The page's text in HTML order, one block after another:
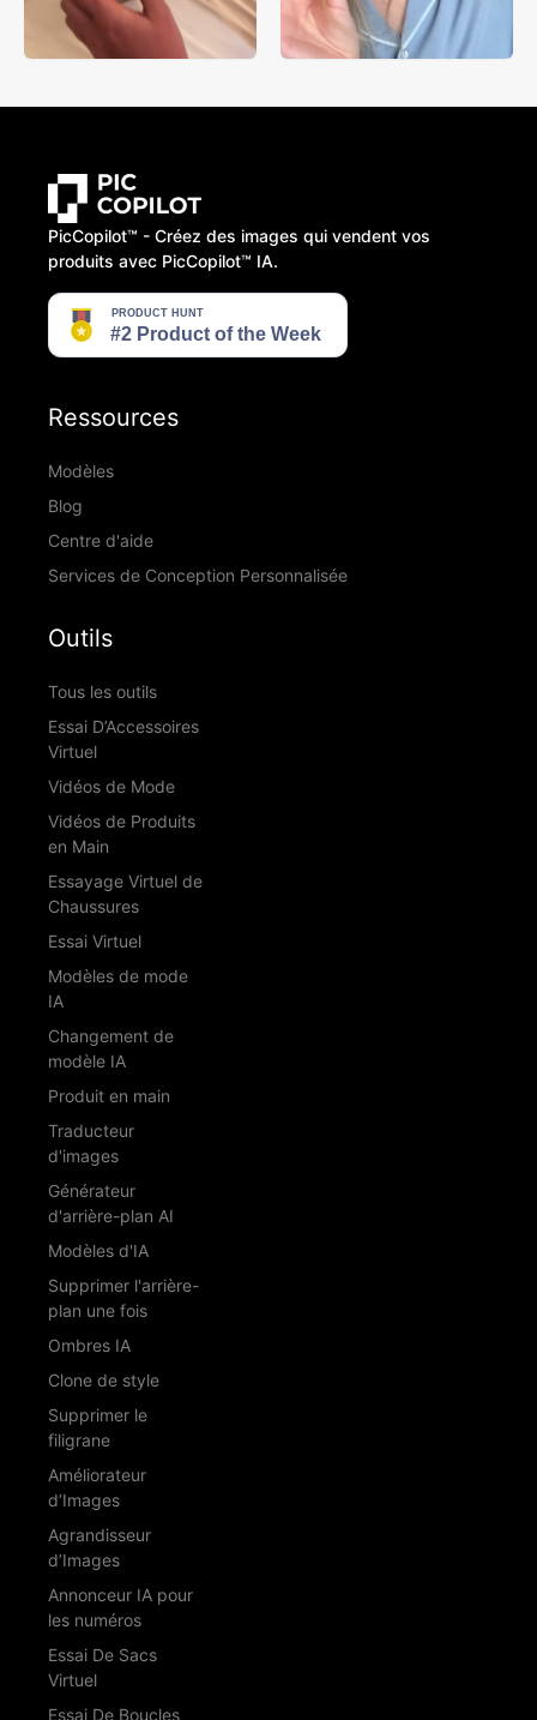
PicCopilot™️ - Créez des images qui vendent vos
produits avec PicCopilot™️ IA.
Ressources
Modèles
Blog
Centre d'aide
Services de Conception Personnalisée
Outils
Tous les outils
Essai D’Accessoires
Virtuel
Vidéos de Mode
Vidéos de Produits
en Main
Essayage Virtuel de
Chaussures
Essai Virtuel
Modèles de mode
IA
Changement de
modèle IA
Produit en main
Traducteur
d'images
Générateur
d'arrière-plan AI
Modèles d'IA
Supprimer l'arrière-
plan une fois
Ombres IA
Clone de style
Supprimer le
filigrane
Améliorateur
d’Images
Agrandisseur
d’Images
Annonceur IA pour
les numéros
Essai De Sacs
Virtuel
Essai De Boucles